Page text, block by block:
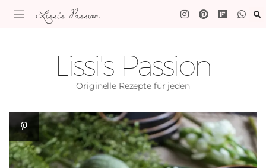
Lissi's Passion
Lissi's Passion
Originelle Rezepte für jeden